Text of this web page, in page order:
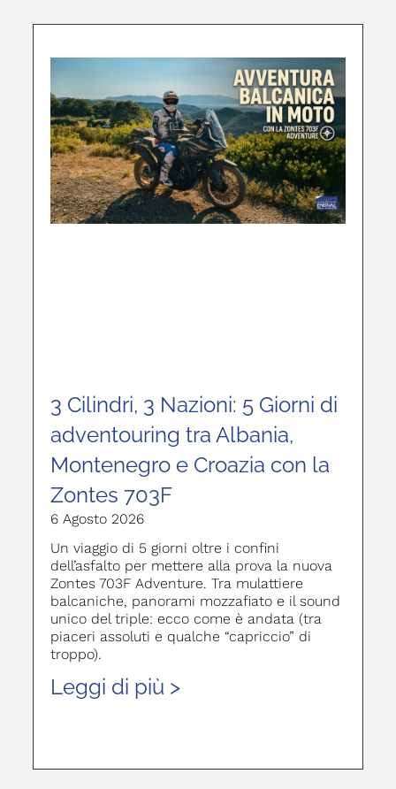
3 Cilindri, 3 Nazioni: 5 Giorni di
adventouring tra Albania,
Montenegro e Croazia con la
Zontes 703F
6 Agosto 2026
Un viaggio di 5 giorni oltre i confini
dell’asfalto per mettere alla prova la nuova
Zontes 703F Adventure. Tra mulattiere
balcaniche, panorami mozzafiato e il sound
unico del triple: ecco come è andata (tra
piaceri assoluti e qualche “capriccio” di
troppo).
Leggi di più >